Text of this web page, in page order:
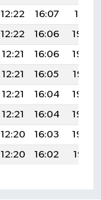
12:22 16:07
19:11
12:22 16:06
19:09
12:21 16:06
19:08
12:21 16:05
19:07
12:21 16:04
19:05
12:21 16:04
19:04
12:20 16:03
19:03
12:20 16:02 19:01